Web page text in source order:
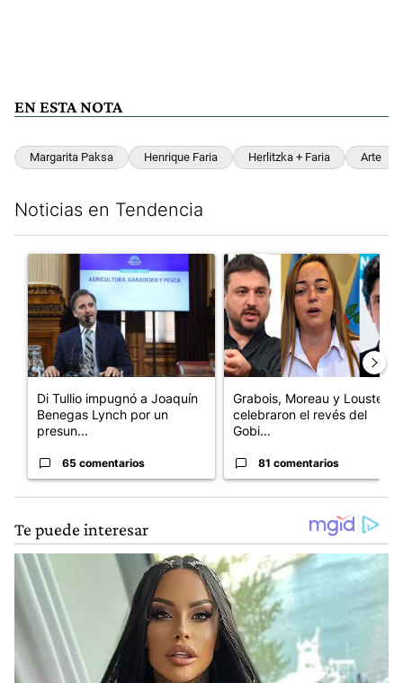
EN ESTA NOTA
Margarita Paksa Henrique Faria Herlitzka + Faria Arte
Noticias en Tendencia
Un artículo de tendencia con el título "Di Tullio impugnó a
Di Tullio impugnó a Joaquín
Benegas Lynch por un
presun...
65 comentarios
Un artículo de tendencia con
Grabois, Moreau y Lousteau
celebraron el revés del
Gobi...
81 comentarios